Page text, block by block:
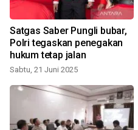
Satgas Saber Pungli bubar,
Polri tegaskan penegakan
hukum tetap jalan
Sabtu, 21 Juni 2025